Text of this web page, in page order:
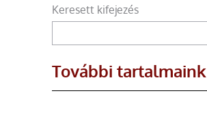
Keresett kifejezés
További tartalmaink